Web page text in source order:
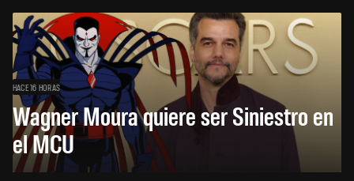
HACE 16 HORAS
Wagner Moura quiere ser Siniestro en
el MCU